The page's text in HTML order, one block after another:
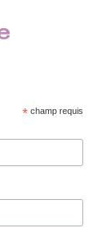
* champ requis